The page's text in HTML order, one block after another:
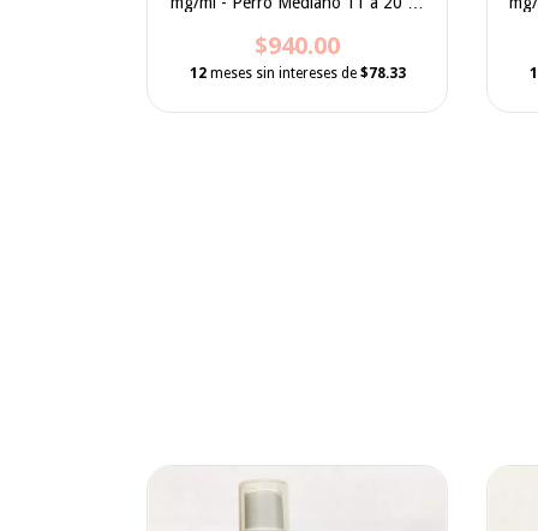
$940.00
12 meses sin intereses de $78.33